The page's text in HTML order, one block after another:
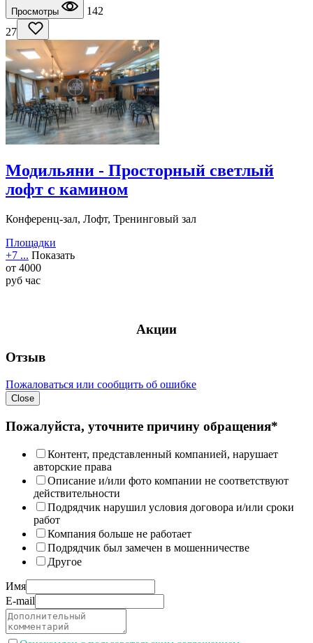
Просмотры
142
27
Модильяни - Просторный светлый
лофт с камином
Конференц-зал, Лофт, Тренинговый зал
Площадки
+7 ... Показать
от 4000
руб час
Акции
Отзыв
Пожаловаться или сообщить об ошибке
Close
Пожалуйста, уточните причину обращения*
Контент, представленный компанией, нарушает
авторские права
Описание и/или фото компании не соответствуют
действительности
Подрядчик нарушил условия договора и/или сроки
работ
Компания больше не работает
Подрядчик был замечен в мошенничестве
Другое
Имя
E-mail